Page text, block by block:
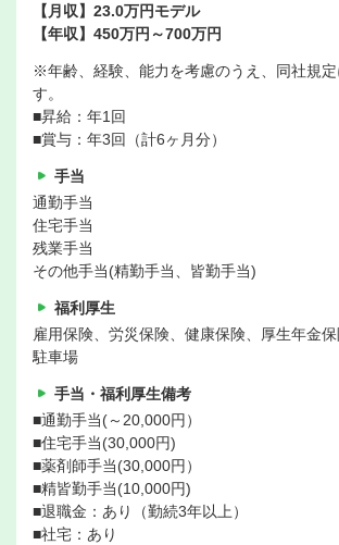
【月収】23.0万円モデル
【年収】450万円～700万円
※年齢、経験、能力を考慮のうえ、同社規定
す。
■昇給：年1回
■賞与：年3回（計6ヶ月分）
手当
通勤手当
住宅手当
残業手当
その他手当(精勤手当、皆勤手当)
福利厚生
雇用保険、労災保険、健康保険、厚生年金
駐車場
手当・福利厚生備考
■通勤手当(～20,000円）
■住宅手当(30,000円)
■薬剤師手当(30,000円）
■精皆勤手当(10,000円)
■退職金：あり（勤続3年以上）
■社宅：あり